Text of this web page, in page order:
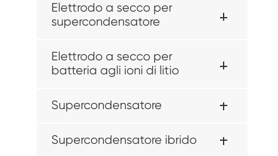
Elettrodo a secco per
supercondensatore
Elettrodo a secco per
batteria agli ioni di litio
Supercondensatore
Supercondensatore ibrido